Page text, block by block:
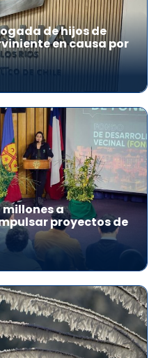
de hijos de
en causa por
millones a
proyectos de